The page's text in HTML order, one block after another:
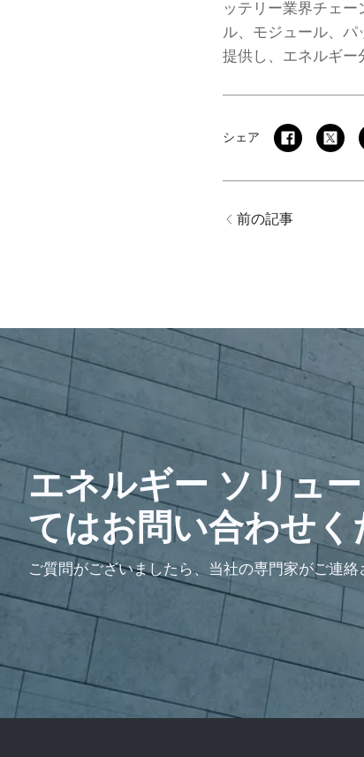
ッテリー業界チェ
ル、モジュール、
提供し、エネルギー
シェア
前の記事
エネルギー ソリュ
てはお問い合わせく
ご質問がございましたら、当社の専門家がご連絡